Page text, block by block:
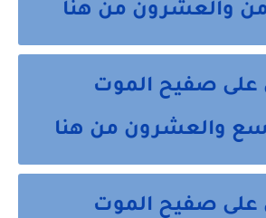
والعشرون من هنا
على صفيح الموت
والعشرون من هنا
على صفيح الموت